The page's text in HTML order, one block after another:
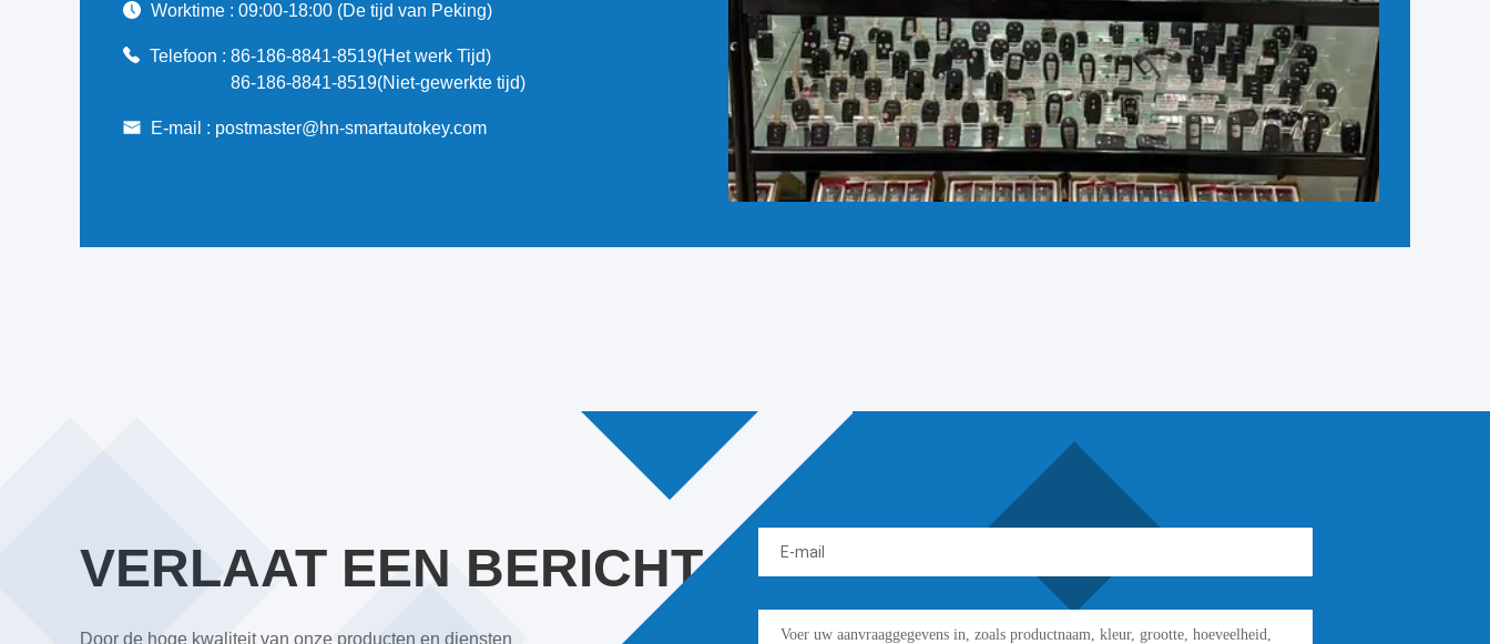
Worktime : 09:00-18:00 (De tijd van Peking)
Telefoon : 86-186-8841-8519(Het werk Tijd)
86-186-8841-8519(Niet-gewerkte tijd)
E-mail : postmaster@hn-smartautokey.com
VERLAAT EEN BERICHT
Door de hoge kwaliteit van onze producten en diensten